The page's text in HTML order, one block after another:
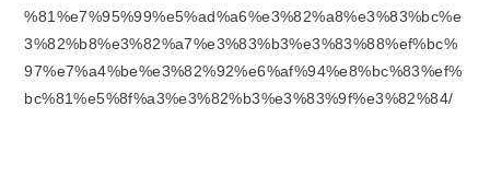
%81%e7%95%99%e5%ad%a6%e3%82%a8%e3%83%bc%e
3%82%b8%e3%82%a7%e3%83%b3%e3%83%88%ef%bc%
97%e7%a4%be%e3%82%92%e6%af%94%e8%bc%83%ef%
bc%81%e5%8f%a3%e3%82%b3%e3%83%9f%e3%82%84/